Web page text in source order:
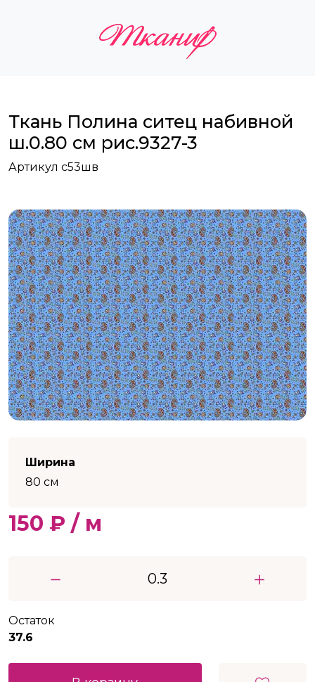
Ткань Полина ситец набивной
ш.0.80 см рис.9327-3
Артикул с53шв
Ширина
80 см
150 ₽ / м
Остаток
37.6